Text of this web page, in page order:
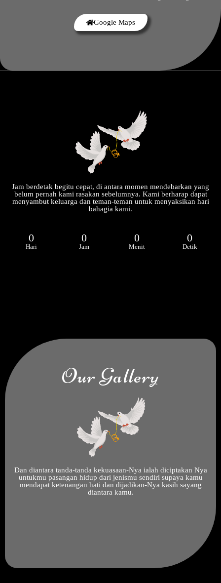
Google Maps
Jam berdetak begitu cepat, di antara momen mendebarkan yang
belum pernah kami rasakan sebelumnya. Kami berharap dapat
menyambut keluarga dan teman-teman untuk menyaksikan hari
bahagia kami.
0
Hari
0
Jam
0
Menit
0
Detik
Our Gallery
Dan diantara tanda-tanda kekuasaan-Nya ialah diciptakan Nya
untukmu pasangan hidup dari jenismu sendiri supaya kamu
mendapat ketenangan hati dan dijadikan-Nya kasih sayang
diantara kamu.